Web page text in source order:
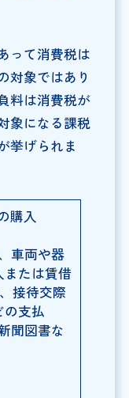
って消費税は
対象ではあり
料は消費税が
象になる課税
挙げられま
購入
車両や器
または賃借
接待交際
の支払
聞図書な